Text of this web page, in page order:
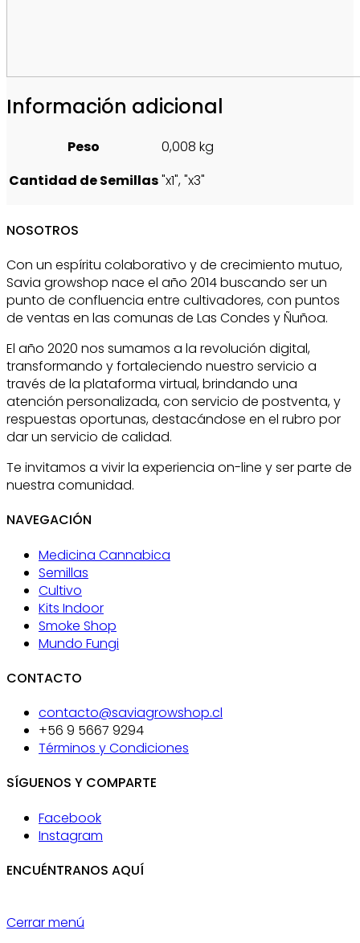
Información adicional
Peso
0,008 kg
Cantidad de Semillas"x1", "x3"
NOSOTROS
Con un espíritu colaborativo y de crecimiento mutuo,
Savia growshop nace el año 2014 buscando ser un
punto de confluencia entre cultivadores, con puntos
de ventas en las comunas de Las Condes y Ñuñoa.
El año 2020 nos sumamos a la revolución digital,
transformando y fortaleciendo nuestro servicio a
través de la plataforma virtual, brindando una
atención personalizada, con servicio de postventa, y
respuestas oportunas, destacándose en el rubro por
dar un servicio de calidad.
Te invitamos a vivir la experiencia on-line y ser parte de
nuestra comunidad.
NAVEGACIÓN
Medicina Cannabica
Semillas
Cultivo
Kits Indoor
Smoke Shop
Mundo Fungi
CONTACTO
contacto@saviagrowshop.cl
+56 9 5667 9294
Términos y Condiciones
SÍGUENOS Y COMPARTE
Facebook
Instagram
ENCUÉNTRANOS AQUÍ
Cerrar menú